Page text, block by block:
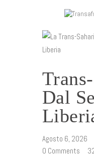
Home
Cape To
Trans-
Chi Siamo
Dal
Agosto 6, 2026
0 Comments